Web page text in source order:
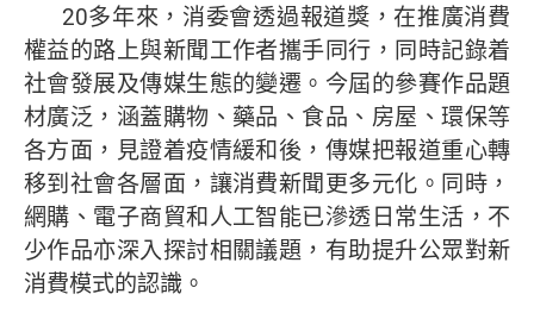
20多年來，消委會透過報道獎，在推廣消費
權益的路上與新聞工作者攜手同行，同時記錄着
社會發展及傳媒生態的變遷。今屆的參賽作品題
材廣泛，涵蓋購物、藥品、食品、房屋、環保等
各方面，見證着疫情緩和後，傳媒把報道重心轉
移到社會各層面，讓消費新聞更多元化。同時，
網購、電子商貿和人工智能已滲透日常生活，不
少作品亦深入探討相關議題，有助提升公眾對新
消費模式的認識。